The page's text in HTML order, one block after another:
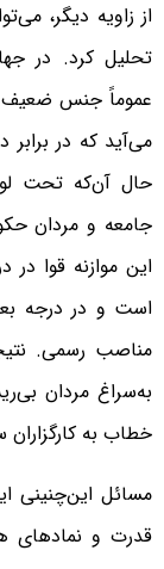
از زاویه دیگر،
تحلیل کرد. در
عموماً جنس
می‌آید که در برابر
حال آن‌که تحت
جامعه و مردان
این موازنه قوا
است و در درجه
مناصب رسمی.
به‌سراغ مردان
خطاب به
مسائل این‌چنینی
قدرت و نمادهای